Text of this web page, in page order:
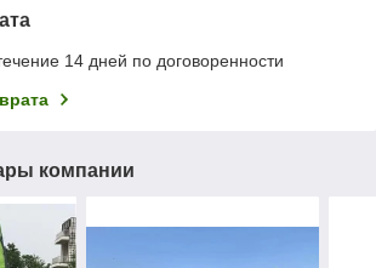
14 дней по договоренности
компании